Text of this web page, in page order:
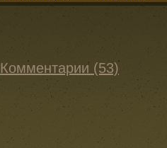
Комментарии (53)